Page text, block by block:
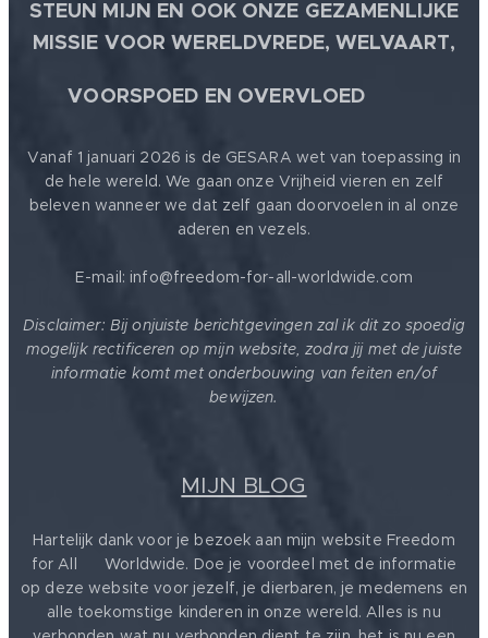
STEUN MIJN EN OOK ONZE GEZAMENLIJKE
MISSIE VOOR WERELDVREDE, WELVAART,
VOORSPOED EN OVERVLOED
Vanaf 1 januari 2026 is de GESARA wet van toepassing in
de hele wereld. We gaan onze Vrijheid vieren en zelf
beleven wanneer we dat zelf gaan doorvoelen in al onze
aderen en vezels.
E-mail: info@freedom-for-all-worldwide.com
Disclaimer: Bij onjuiste berichtgevingen zal ik dit zo spoedig
mogelijk rectificeren op mijn website, zodra jij met de juiste
informatie komt met onderbouwing van feiten en/of
bewijzen.
MIJN BLOG
Hartelijk dank voor je bezoek aan mijn website Freedom
for All ❤️ Worldwide. Doe je voordeel met de informatie
op deze website voor jezelf, je dierbaren, je medemens en
alle toekomstige kinderen in onze wereld. Alles is nu